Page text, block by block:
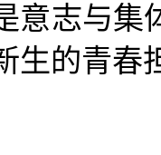
意志与集
生的青春